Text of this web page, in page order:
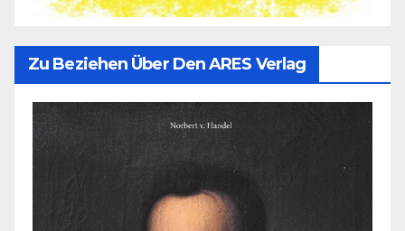
Zu Beziehen Über Den ARES Verlag